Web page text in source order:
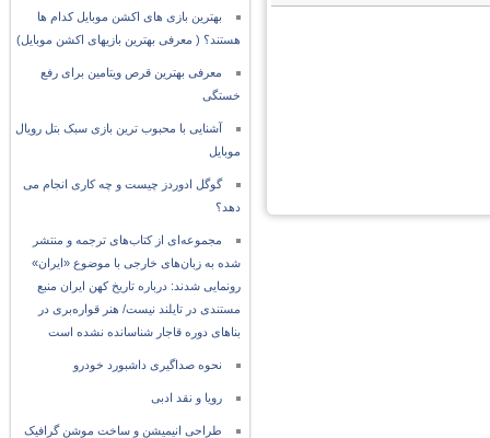
بهترین بازی های اکشن موبایل کدام ها
هستند؟ ( معرفی بهترین بازیهای اکشن موبایل)
معرفی بهترین قرص ویتامین برای رفع
خستگی
آشنایی با محبوب ترین بازی سبک بتل رویال
موبایل
گوگل ادوردز چیست و چه کاری انجام می
دهد؟
مجموعه‌ای از کتاب‌های ترجمه و منتشر
شده به زبان‌های خارجی با موضوع «ایران»
رونمایی شدند: درباره تاریخ کهن ایران منبع
مستندی در تایلند نیست/ هنر قواره‌بری در
بناهای دوره قاجار شناسانده نشده است
نحوه صداگیری داشبورد خودرو
رویا و نقد ادبی
طراحی انیمیشن و ساخت موشن گرافیک